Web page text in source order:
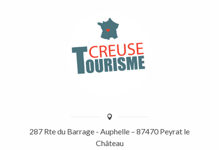
287 Rte du Barrage - Auphelle – 87470 Peyrat le
Château